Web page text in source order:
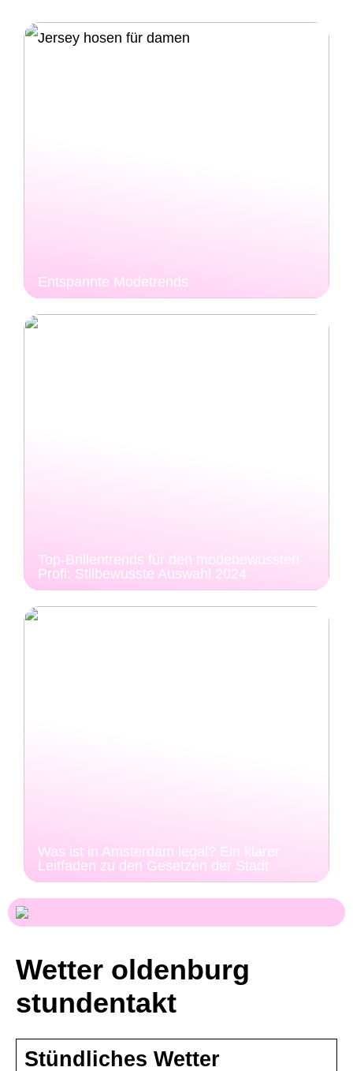
Entspannte Modetrends
Top-Brillentrends für den modebewussten
Profi: Stilbewusste Auswahl 2024
Was ist in Amsterdam legal? Ein klarer
Leitfaden zu den Gesetzen der Stadt
Wetter oldenburg
stundentakt
Stündliches Wetter